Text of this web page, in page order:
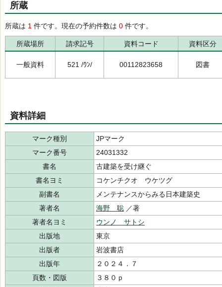
所蔵
所蔵は 1 件です。現在の予約件数は 0 件です。
所蔵場所 請求記号 資料コード 資料区分
一般資料 521 /ｳﾝ/ 00112823658 図書
資料詳細
マーク種別
JPマーク
マーク番号
24031332
書名
古建築を受け継ぐ
書名ヨミ
コケンチクオ ウケツグ
副書名
メンテナンスからみる日本建築史
著者名
海野 聡 ／著
著者名ヨミ
ウンノ サトシ
出版地
東京
出版者
岩波書店
出版年
２０２４．７
頁数・図版
３８０ｐ